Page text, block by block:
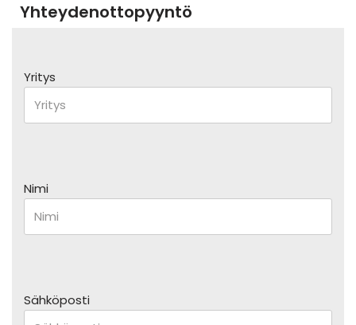
Yhteydenottopyyntö
Yritys
Nimi
Sähköposti